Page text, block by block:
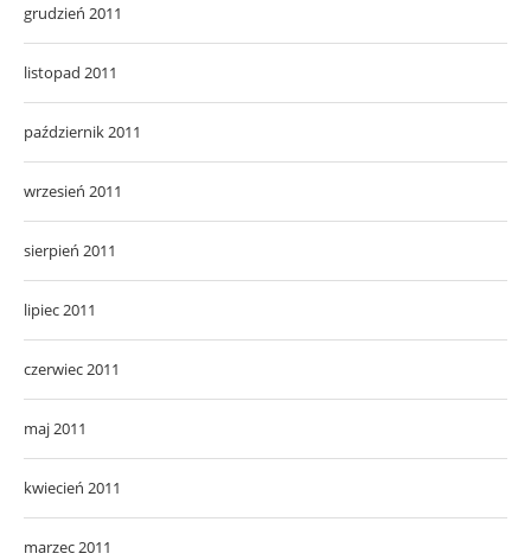
grudzień 2011
listopad 2011
październik 2011
wrzesień 2011
sierpień 2011
lipiec 2011
czerwiec 2011
maj 2011
kwiecień 2011
marzec 2011